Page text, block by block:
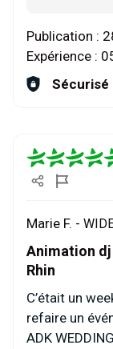
Publication :
Expérience :
Sécurisé
Marie F. -
Animation
Rhin
C’était un
refaire un
ADK